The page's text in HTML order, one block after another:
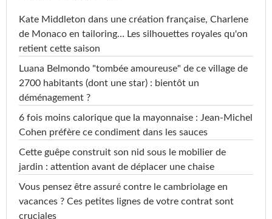
Kate Middleton dans une création française, Charlene
de Monaco en tailoring… Les silhouettes royales qu'on
retient cette saison
Luana Belmondo "tombée amoureuse" de ce village de
2700 habitants (dont une star) : bientôt un
déménagement ?
6 fois moins calorique que la mayonnaise : Jean-Michel
Cohen préfère ce condiment dans les sauces
Cette guêpe construit son nid sous le mobilier de
jardin : attention avant de déplacer une chaise
Vous pensez être assuré contre le cambriolage en
vacances ? Ces petites lignes de votre contrat sont
cruciales